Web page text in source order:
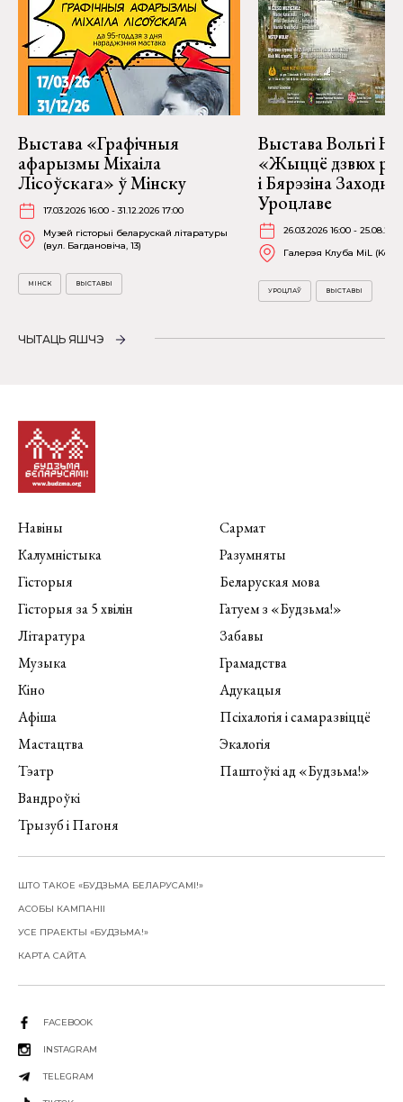
Выстава «Графічныя
афарызмы Міхаіла
Лісоўскага» ў Мінску
17.03.2026 16:00 - 31.12.2026 17:00
Музей гісторыі беларускай літаратуры
(вул. Багдановіча, 13)
МІНСК ВЫСТАВЫ
Выстава Вольгі
«Жыццё дзвюх
і Бярэзіна
Уроцлаве
26.03.2026 16:00 -
Галерэя Клуба MiL
УРОЦЛАЎ ВЫСТАВЫ
ЧЫТАЦЬ ЯШЧЭ
Навіны
Калумністыка
Гісторыя
Гісторыя за 5 хвілін
Літаратура
Музыка
Кіно
Афіша
Мастацтва
Тэатр
Вандроўкі
Трызуб і Пагоня
Сармат
Разумняты
Беларуская мова
Гатуем з «Будзьма!»
Забавы
Грамадства
Адукацыя
Псіхалогія і самаразвіццё
Экалогія
Паштоўкі ад «Будзьма!»
ШТО ТАКОЕ «БУДЗЬМА БЕЛАРУСАМІ!»
АСОБЫ КАМПАНІІ
УСЕ ПРАЕКТЫ «БУДЗЬМА!»
КАРТА САЙТА
FACEBOOK
INSTAGRAM
TELEGRAM